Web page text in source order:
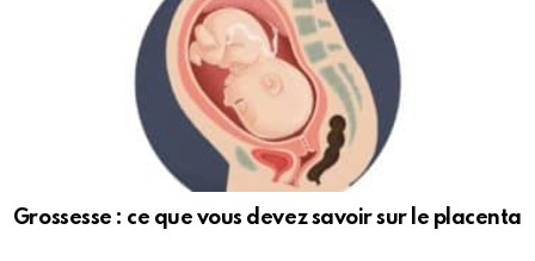
Grossesse : ce que vous devez savoir sur le placenta